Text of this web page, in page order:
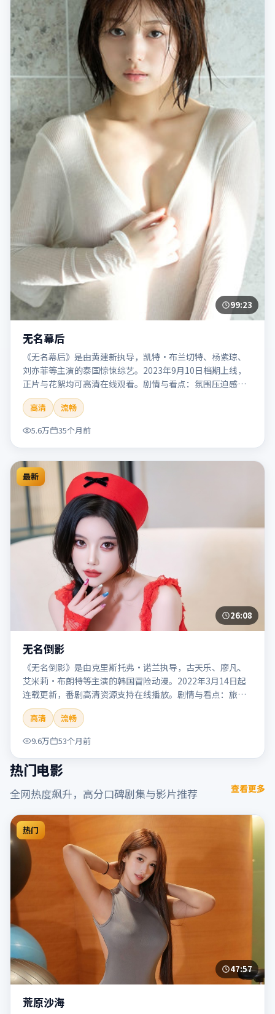
99:23
无名幕后
《无名幕后》是由黄建新执导，凯特·布兰切特、杨紫琼、
刘亦菲等主演的泰国惊悚综艺。2023年9月10日档期上线，
正片与花絮均可高清在线观看。剧情与看点：氛围压迫感
强，节奏紧张，适合追求刺激观影体验的观众。本片适合检
索「无名幕后」「黄建新」「惊悚」「泰国」「2023」
「2023-09-10上映」等关键词的影迷阅读简介与主创信息。
高清
流畅
5.6万
35个月前
最新
26:08
无名倒影
《无名倒影》是由克里斯托弗·诺兰执导，古天乐、廖凡、
艾米莉·布朗特等主演的韩国冒险动漫。2022年3月14日起
连载更新，番剧高清资源支持在线播放。剧情与看点：旅程
险象环生，奇观与友情并行，带来沉浸式探险体验。本片适
合检索「无名倒影」「克里斯托弗·诺兰」「冒险」「韩
国」「2022」「2022-03-14上映」等关键词的影迷阅读简介
与主创信息。
高清
流畅
9.6万
53个月前
热门电影
全网热度飙升，高分口碑剧集与影片推荐 查看更多
热门
47:57
荒原沙海